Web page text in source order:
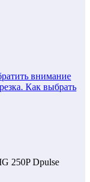
внимание
Как выбрать
250P Dpulse